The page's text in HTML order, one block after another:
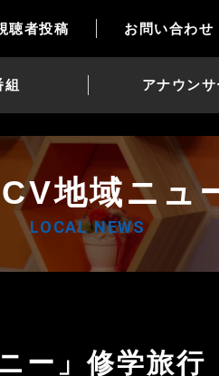
聴者投稿 お問い合わせ
組 アナウン
地域ニュ
LOCAL NEWS